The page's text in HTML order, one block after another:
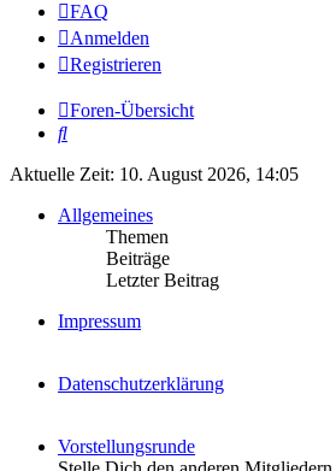
FAQ
Anmelden
Registrieren
Foren-Übersicht
Suche
Aktuelle Zeit: 10. August 2026, 14:05
Allgemeines
Themen
Beiträge
Letzter Beitrag
Impressum
Datenschutzerklärung
Vorstellungsrunde